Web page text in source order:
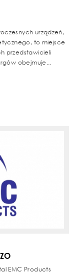
urządzeń,
to miejsce
przedstawicieli
obejmuje...
EMC Products